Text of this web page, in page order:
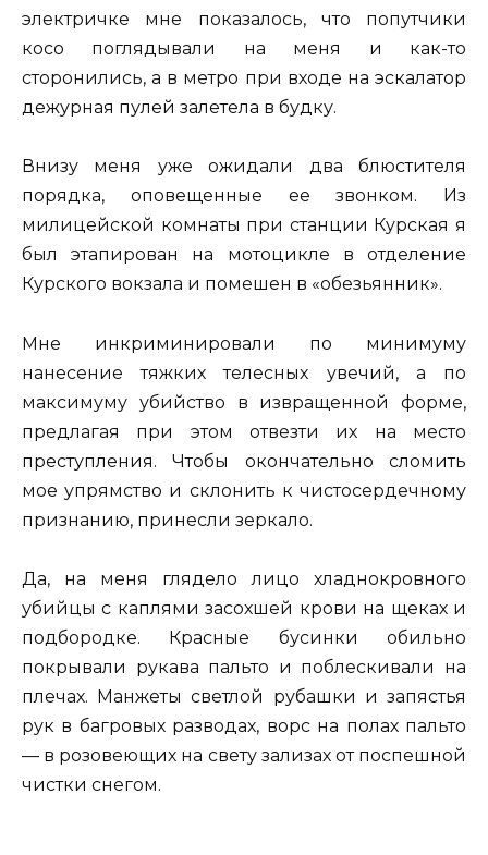
электричке мне показалось, что попутчики
косо поглядывали на меня и как-то
сторонились, а в метро при входе на эскалатор
дежурная пулей залетела в будку.
Внизу меня уже ожидали два блюстителя
порядка, оповещенные ее звонком. Из
милицейской комнаты при станции Курская я
был этапирован на мотоцикле в отделение
Курского вокзала и помешен в «обезьянник».
Мне инкриминировали по минимуму
нанесение тяжких телесных увечий, а по
максимуму убийство в извращенной форме,
предлагая при этом отвезти их на место
преступления. Чтобы окончательно сломить
мое упрямство и склонить к чистосердечному
признанию, принесли зеркало.
Да, на меня глядело лицо хладнокровного
убийцы с каплями засохшей крови на щеках и
подбородке. Красные бусинки обильно
покрывали рукава пальто и поблескивали на
плечах. Манжеты светлой рубашки и запястья
рук в багровых разводах, ворс на полах пальто
— в розовеющих на свету зализах от поспешной
чистки снегом.